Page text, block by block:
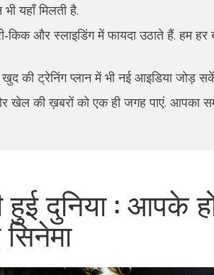
यहाँ मिलती है.
और स्लाइडिंग में फायदा उठाते हैं. हम हर
की ट्रेनिंग प्लान में भी नई आइडिया जोड़
खेल की ख़बरों को एक ही जगह पाएं. आपका
हुई दुनिया : आपके